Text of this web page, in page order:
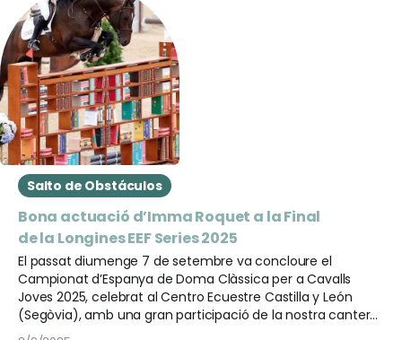
Salto de Obstáculos
Bona actuació d’Imma Roquet a la Final
de la Longines EEF Series 2025
El passat diumenge 7 de setembre va concloure el
Campionat d’Espanya de Doma Clàssica per a Cavalls
Joves 2025, celebrat al Centro Ecuestre Castilla y León
(Segòvia), amb una gran participació de la nostra cantera
catalana.